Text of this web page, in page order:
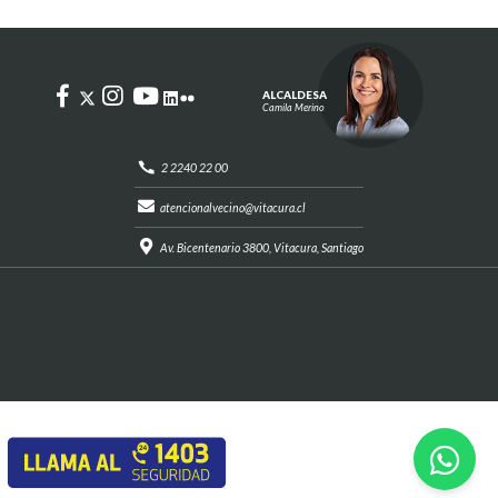
2 2240 22 00
atencionalvecino@vitacura.cl
Av. Bicentenario 3800, Vitacura, Santiago
ALCALDESA
Camila Merino